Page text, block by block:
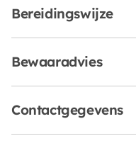
Bereidingswijze
Bewaaradvies
Contactgegevens